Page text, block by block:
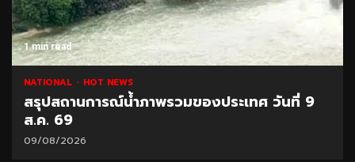
1 min read
NATIONAL HOT NEWS
สรุปสถานการณ์น้ำภาพรวมของประเทศ วันที่ 9
ส.ค. 69
09/08/2026